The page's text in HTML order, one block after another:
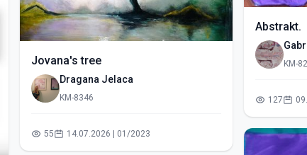
Jovana's tree
Dragana Jelaca
KM-8346
55 14.07.2026 | 01/2023
Abstrakt.
KM-
127